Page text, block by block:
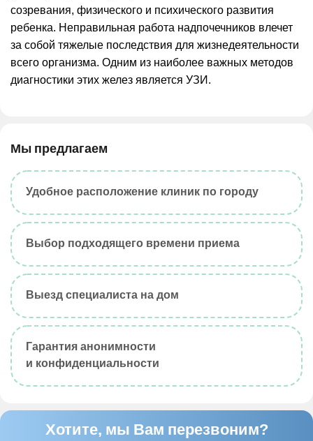
созревания, физического и психического развития
ребенка. Неправильная работа надпочечников влечет
за собой тяжелые последствия для жизнедеятельности
всего организма. Одним из наиболее важных методов
диагностики этих желез является УЗИ.
Мы предлагаем
Удобное расположение клиник по городу
Выбор подходящего времени приема
Выезд специалиста на дом
Гарантия анонимности
и конфиденциальности
Хотите, мы Вам перезвоним?